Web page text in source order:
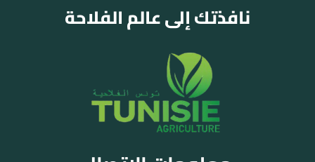
نافذتك إلى عالم الفلاحة